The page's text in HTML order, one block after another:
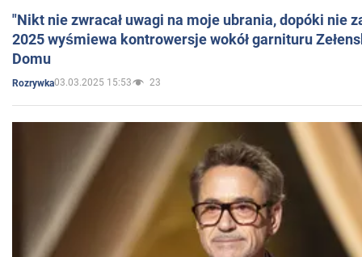
"Nikt nie zwracał uwagi na moje ubrania, dopóki nie
2025 wyśmiewa kontrowersje wokół garnituru
Domu
Rozrywka03.03.2025 15:53 23